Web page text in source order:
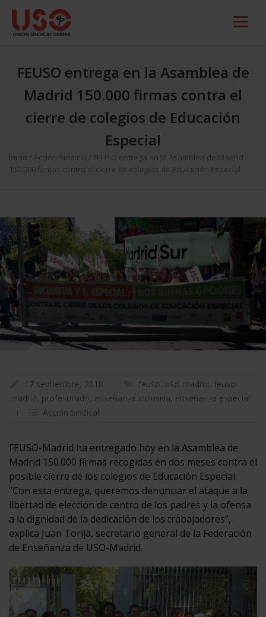
FEUSO entrega en la Asamblea de
Madrid 150.000 firmas contra el
cierre de colegios de Educación
Especial
Inicio Acción Sindical
FEUSO entrega en la Asamblea de Madrid
150.000 firmas contra el cierre de colegios de Educación Especial
17 septiembre, 2018 feuso, uso-madrid, feuso-
madrid, profesorado, enseñanza inclusiva, enseñanza especial
Acción Sindical
FEUSO-Madrid ha entregado hoy en la Asamblea de
Madrid 150.000 firmas recogidas en dos meses contra el
posible cierre de los colegios de Educación Especial.
“Con esta entrega, queremos denunciar el ataque a la
libertad de elección de centro de los padres y la ofensa
a la dignidad de la dedicación de los trabajadores”,
explica Juan Torija, secretario general de la Federación
de Enseñanza de USO-Madrid.